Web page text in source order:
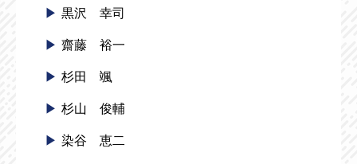
黒沢 幸司
齋藤 裕一
杉田 颯
杉山 俊輔
染谷 恵二